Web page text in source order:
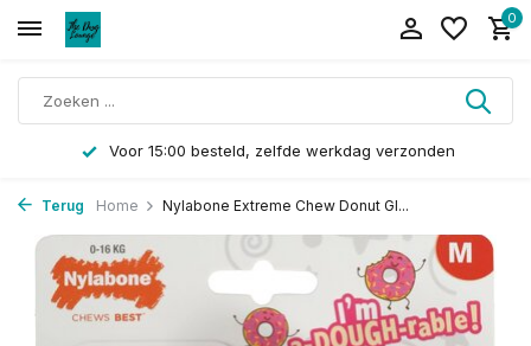
0
Voor 15:00 besteld, zelfde werkdag verzonden
Terug Home Nylabone Extreme Chew Donut Gl...